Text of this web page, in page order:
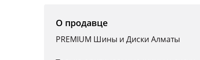
О продавце
PREMIUM Шины и Диски Алматы